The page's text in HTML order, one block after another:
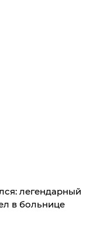
легендарный
в больнице